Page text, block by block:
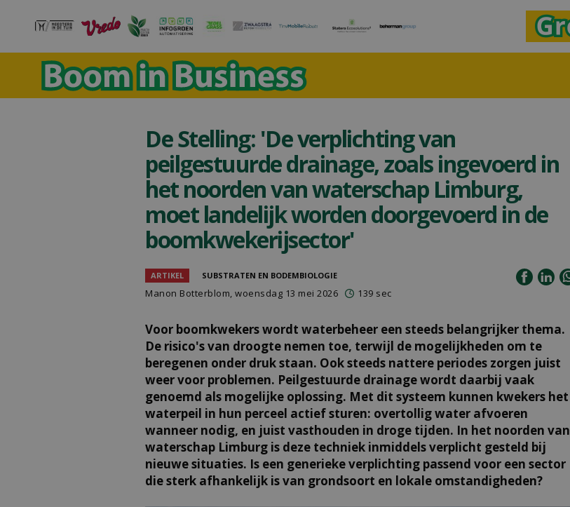
De Stelling: 'De verplichting van
peilgestuurde drainage, zoals ingevoerd in
het noorden van waterschap Limburg,
moet landelijk worden doorgevoerd in de
boomkwekerijsector'
ARTIKEL SUBSTRATEN EN BODEMBIOLOGIE
Manon Botterblom, woensdag 13 mei 2026 139 sec
Voor boomkwekers wordt waterbeheer een steeds belangrijker thema.
De risico's van droogte nemen toe, terwijl de mogelijkheden om te
beregenen onder druk staan. Ook steeds nattere periodes zorgen juist
weer voor problemen. Peilgestuurde drainage wordt daarbij vaak
genoemd als mogelijke oplossing. Met dit systeem kunnen kwekers het
waterpeil in hun perceel actief sturen: overtollig water afvoeren
wanneer nodig, en juist vasthouden in droge tijden. In het noorden van
waterschap Limburg is deze techniek inmiddels verplicht gesteld bij
nieuwe situaties. Is een generieke verplichting passend voor een sector
die sterk afhankelijk is van grondsoort en lokale omstandigheden?